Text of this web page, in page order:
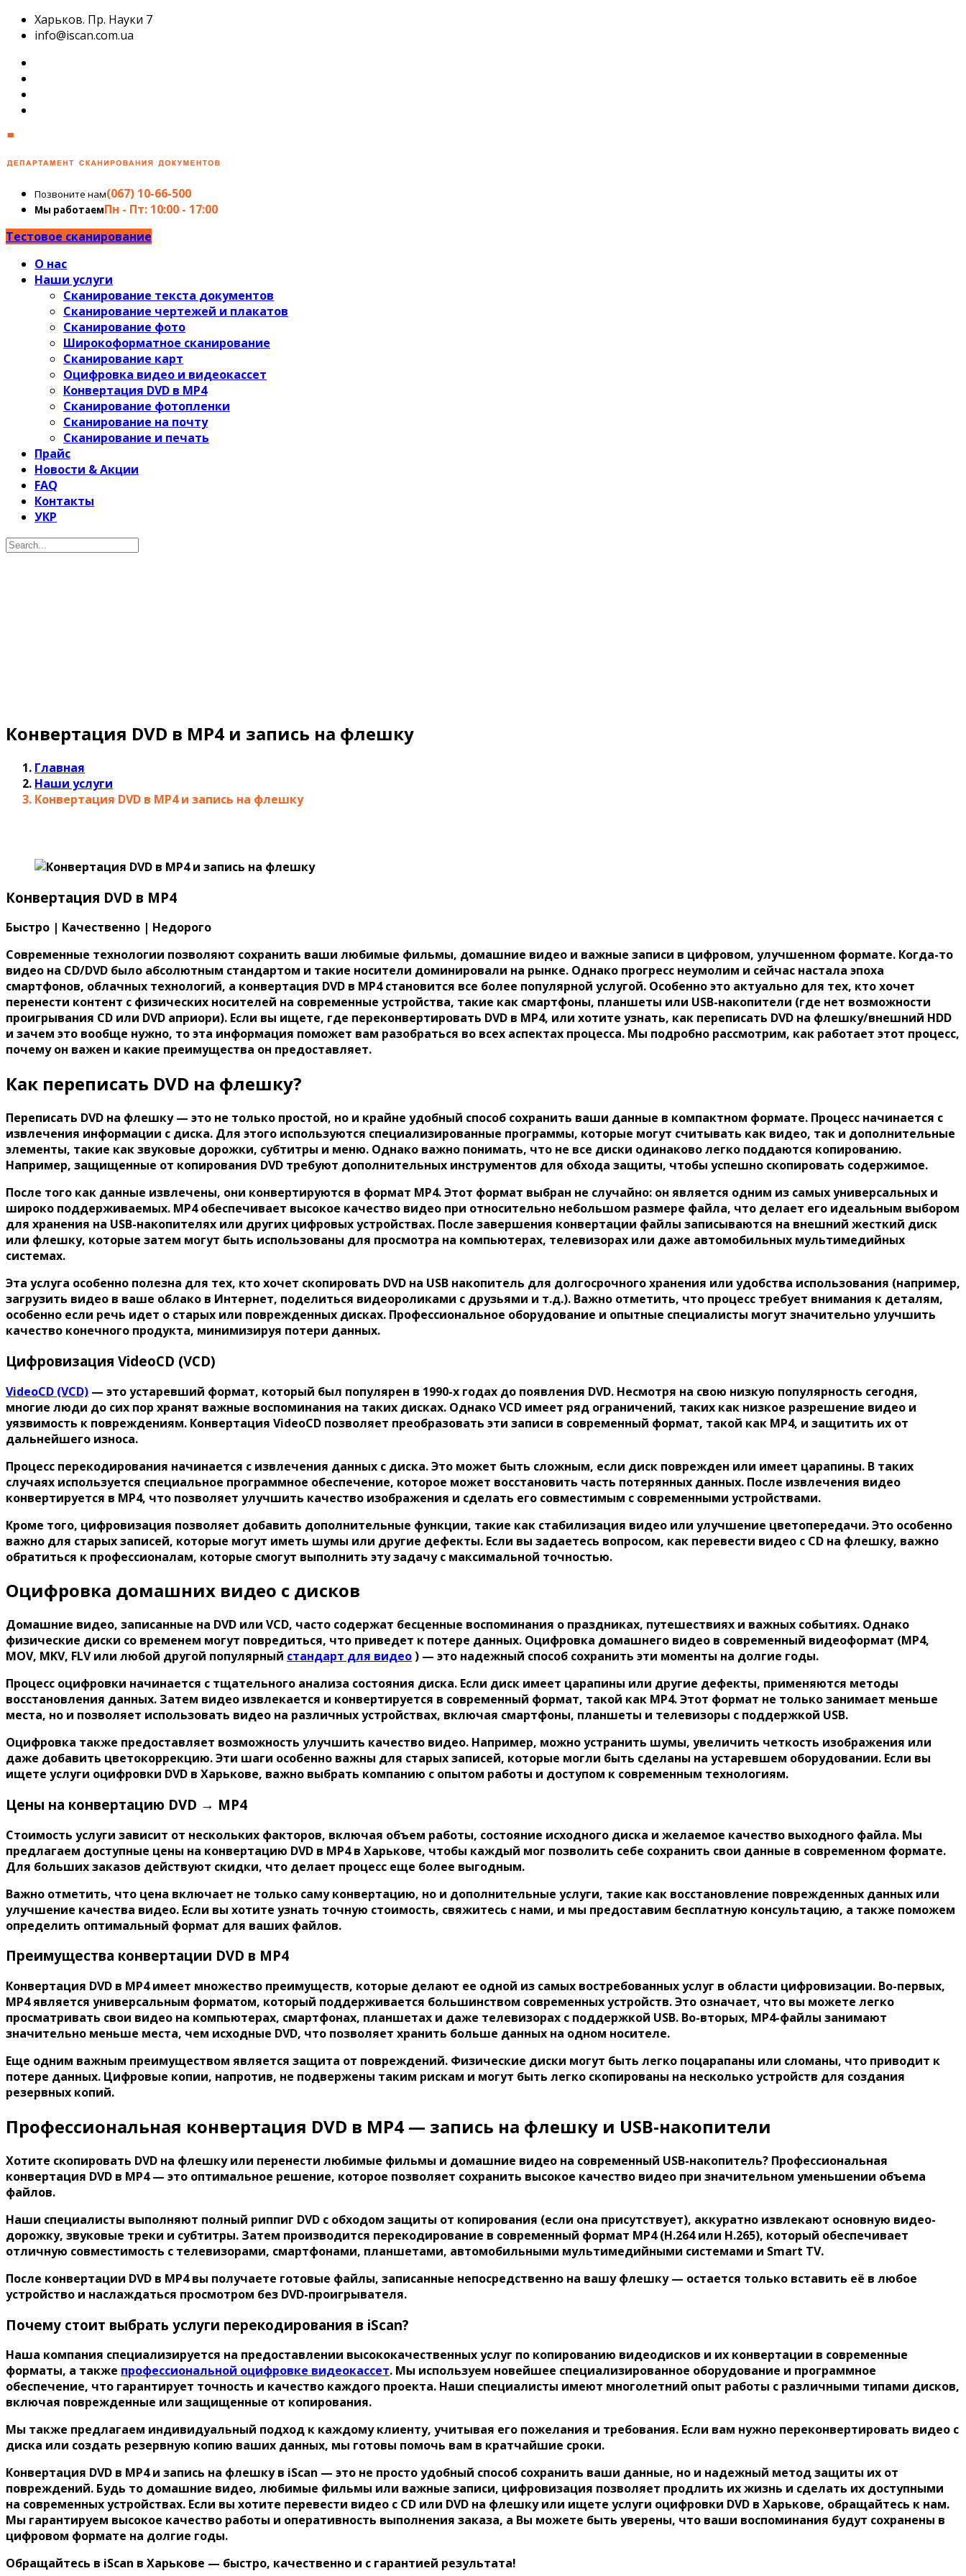
Харьков. Пр. Науки 7
info@iscan.com.ua
Позвоните нам(067) 10-66-500
Мы работаемПн - Пт: 10:00 - 17:00
Тестовое сканирование
О нас
Наши услуги
Сканирование текста документов
Сканирование чертежей и плакатов
Сканирование фото
Широкоформатное сканирование
Сканирование карт
Оцифровка видео и видеокассет
Конвертация DVD в MP4
Сканирование фотопленки
Сканирование на почту
Сканирование и печать
Прайс
Новости & Акции
FAQ
Контакты
УКР
Конвертация DVD в MP4 и запись на флешку
Главная
Наши услуги
Конвертация DVD в MP4 и запись на флешку
Конвертация DVD в MP4
Быстро | Качественно | Недорого
Современные технологии позволяют сохранить ваши любимые фильмы, домашние видео и важные записи в цифровом, улучшенном формате. Когда-то
видео на CD/DVD было абсолютным стандартом и такие носители доминировали на рынке. Однако прогресс неумолим и сейчас настала эпоха
смартфонов, облачных технологий, а конвертация DVD в MP4 становится все более популярной услугой. Особенно это актуально для тех, кто хочет
перенести контент с физических носителей на современные устройства, такие как смартфоны, планшеты или USB-накопители (где нет возможности
проигрывания CD или DVD априори). Если вы ищете, где переконвертировать DVD в MP4, или хотите узнать, как переписать DVD на флешку/внешний HDD
и зачем это вообще нужно, то эта информация поможет вам разобраться во всех аспектах процесса. Мы подробно рассмотрим, как работает этот процесс,
почему он важен и какие преимущества он предоставляет.
Как переписать DVD на флешку?
Переписать DVD на флешку — это не только простой, но и крайне удобный способ сохранить ваши данные в компактном формате. Процесс начинается с
извлечения информации с диска. Для этого используются специализированные программы, которые могут считывать как видео, так и дополнительные
элементы, такие как звуковые дорожки, субтитры и меню. Однако важно понимать, что не все диски одинаково легко поддаются копированию.
Например, защищенные от копирования DVD требуют дополнительных инструментов для обхода защиты, чтобы успешно скопировать содержимое.
После того как данные извлечены, они конвертируются в формат MP4. Этот формат выбран не случайно: он является одним из самых универсальных и
широко поддерживаемых. MP4 обеспечивает высокое качество видео при относительно небольшом размере файла, что делает его идеальным выбором
для хранения на USB-накопителях или других цифровых устройствах. После завершения конвертации файлы записываются на внешний жесткий диск
или флешку, которые затем могут быть использованы для просмотра на компьютерах, телевизорах или даже автомобильных мультимедийных
системах.
Эта услуга особенно полезна для тех, кто хочет скопировать DVD на USB накопитель для долгосрочного хранения или удобства использования (например,
загрузить видео в ваше облако в Интернет, поделиться видеороликами с друзьями и т.д.). Важно отметить, что процесс требует внимания к деталям,
особенно если речь идет о старых или поврежденных дисках. Профессиональное оборудование и опытные специалисты могут значительно улучшить
качество конечного продукта, минимизируя потери данных.
Цифровизация VideoCD (VCD)
VideoCD (VCD) — это устаревший формат, который был популярен в 1990-х годах до появления DVD. Несмотря на свою низкую популярность сегодня,
многие люди до сих пор хранят важные воспоминания на таких дисках. Однако VCD имеет ряд ограничений, таких как низкое разрешение видео и
уязвимость к повреждениям. Конвертация VideoCD позволяет преобразовать эти записи в современный формат, такой как MP4, и защитить их от
дальнейшего износа.
Процесс перекодирования начинается с извлечения данных с диска. Это может быть сложным, если диск поврежден или имеет царапины. В таких
случаях используется специальное программное обеспечение, которое может восстановить часть потерянных данных. После извлечения видео
конвертируется в MP4, что позволяет улучшить качество изображения и сделать его совместимым с современными устройствами.
Кроме того, цифровизация позволяет добавить дополнительные функции, такие как стабилизация видео или улучшение цветопередачи. Это особенно
важно для старых записей, которые могут иметь шумы или другие дефекты. Если вы задаетесь вопросом, как перевести видео с CD на флешку, важно
обратиться к профессионалам, которые смогут выполнить эту задачу с максимальной точностью.
Оцифровка домашних видео с дисков
Домашние видео, записанные на DVD или VCD, часто содержат бесценные воспоминания о праздниках, путешествиях и важных событиях. Однако
физические диски со временем могут повредиться, что приведет к потере данных. Оцифровка домашнего видео в современный видеоформат (MP4,
MOV, MKV, FLV или любой другой популярный стандарт для видео ) — это надежный способ сохранить эти моменты на долгие годы.
Процесс оцифровки начинается с тщательного анализа состояния диска. Если диск имеет царапины или другие дефекты, применяются методы
восстановления данных. Затем видео извлекается и конвертируется в современный формат, такой как MP4. Этот формат не только занимает меньше
места, но и позволяет использовать видео на различных устройствах, включая смартфоны, планшеты и телевизоры с поддержкой USB.
Оцифровка также предоставляет возможность улучшить качество видео. Например, можно устранить шумы, увеличить четкость изображения или
даже добавить цветокоррекцию. Эти шаги особенно важны для старых записей, которые могли быть сделаны на устаревшем оборудовании. Если вы
ищете услуги оцифровки DVD в Харькове, важно выбрать компанию с опытом работы и доступом к современным технологиям.
Цены на конвертацию DVD → MP4
Стоимость услуги зависит от нескольких факторов, включая объем работы, состояние исходного диска и желаемое качество выходного файла. Мы
предлагаем доступные цены на конвертацию DVD в MP4 в Харькове, чтобы каждый мог позволить себе сохранить свои данные в современном формате.
Для больших заказов действуют скидки, что делает процесс еще более выгодным.
Важно отметить, что цена включает не только саму конвертацию, но и дополнительные услуги, такие как восстановление поврежденных данных или
улучшение качества видео. Если вы хотите узнать точную стоимость, свяжитесь с нами, и мы предоставим бесплатную консультацию, а также поможем
определить оптимальный формат для ваших файлов.
Преимущества конвертации DVD в MP4
Конвертация DVD в MP4 имеет множество преимуществ, которые делают ее одной из самых востребованных услуг в области цифровизации. Во-первых,
MP4 является универсальным форматом, который поддерживается большинством современных устройств. Это означает, что вы можете легко
просматривать свои видео на компьютерах, смартфонах, планшетах и даже телевизорах с поддержкой USB. Во-вторых, MP4-файлы занимают
значительно меньше места, чем исходные DVD, что позволяет хранить больше данных на одном носителе.
Еще одним важным преимуществом является защита от повреждений. Физические диски могут быть легко поцарапаны или сломаны, что приводит к
потере данных. Цифровые копии, напротив, не подвержены таким рискам и могут быть легко скопированы на несколько устройств для создания
резервных копий.
Профессиональная конвертация DVD в MP4 — запись на флешку и USB-накопители
Хотите скопировать DVD на флешкуили перенести любимые фильмы и домашние видео на современный USB-накопитель? Профессиональная
конвертация DVD в MP4— это оптимальное решение, которое позволяет сохранить высокое качество видео при значительном уменьшении объема
файлов.
Наши специалисты выполняют полный риппиг DVD с обходом защиты от копирования (если она присутствует), аккуратно извлекают основную видео-
дорожку, звуковые треки и субтитры. Затем производится перекодирование в современный формат MP4 (H.264 или H.265), который обеспечивает
отличную совместимость с телевизорами, смартфонами, планшетами, автомобильными мультимедийными системами и Smart TV.
После конвертации DVD в MP4вы получаете готовые файлы, записанные непосредственно на вашу флешку — остается только вставить её в любое
устройство и наслаждаться просмотром без DVD-проигрывателя.
Почему стоит выбрать услуги перекодирования в iScan?
Наша компания специализируется на предоставлении высококачественных услуг по копированию видеодисков и их конвертации в современные
форматы, а также профессиональной оцифровке видеокассет. Мы используем новейшее специализированное оборудование и программное
обеспечение, что гарантирует точность и качество каждого проекта. Наши специалисты имеют многолетний опыт работы с различными типами дисков,
включая поврежденные или защищенные от копирования.
Мы также предлагаем индивидуальный подход к каждому клиенту, учитывая его пожелания и требования. Если вам нужно переконвертировать видео с
диска или создать резервную копию ваших данных, мы готовы помочь вам в кратчайшие сроки.
Конвертация DVD в MP4 и запись на флешку в iScan — это не просто удобный способ сохранить ваши данные, но и надежный метод защиты их от
повреждений. Будь то домашние видео, любимые фильмы или важные записи, цифровизация позволяет продлить их жизнь и сделать их доступными
на современных устройствах. Если вы хотите перевести видео с CD или DVD на флешку или ищете услуги оцифровки DVD в Харькове, обращайтесь к нам.
Мы гарантируем высокое качество работы и оперативность выполнения заказа, а Вы можете быть уверены, что ваши воспоминания будут сохранены в
цифровом формате на долгие годы.
Обращайтесь в iScan в Харькове — быстро, качественно и с гарантией результата!